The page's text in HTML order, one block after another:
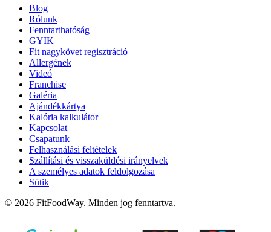
Blog
Rólunk
Fenntarthatóság
GYIK
Fit nagykövet regisztráció
Allergének
Videó
Franchise
Galéria
Ajándékkártya
Kalória kalkulátor
Kapcsolat
Csapatunk
Felhasználási feltételek
Szállítási és visszaküldési irányelvek
A személyes adatok feldolgozása
Sütik
© 2026 FitFoodWay. Minden jog fenntartva.